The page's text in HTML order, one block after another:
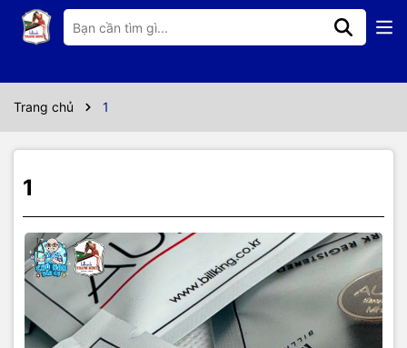
Trang chủ 1
1
Thông số kỹ thuật